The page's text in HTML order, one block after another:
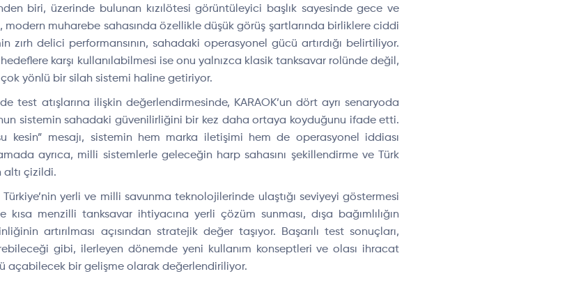
biri, üzerinde bulunan kızılötesi görüntüleyici başlık sayesinde gece ve
muharebe sahasında özellikle düşük görüş şartlarında birliklere ciddi
zırh delici performansının, sahadaki operasyonel gücü artırdığı belirtiliyor.
karşı kullanılabilmesi ise onu yalnızca klasik tanksavar rolünde değil,
yönlü bir silah sistemi haline getiriyor.
test atışlarına ilişkin değerlendirmesinde, KARAOK’un dört ayrı senaryoda
sistemin sahadaki güvenilirliğini bir kez daha ortaya koyduğunu ifade etti.
kesin” mesajı, sistemin hem marka iletişimi hem de operasyonel iddiası
ayrıca, milli sistemlerle geleceğin harp sahasını şekillendirme ve Türk
çizildi.
Türkiye’nin yerli ve milli savunma teknolojilerinde ulaştığı seviyeyi göstermesi
kısa menzilli tanksavar ihtiyacına yerli çözüm sunması, dışa bağımlılığın
artırılması açısından stratejik değer taşıyor. Başarılı test sonuçları,
gibi, ilerleyen dönemde yeni kullanım konseptleri ve olası ihracat
açabilecek bir gelişme olarak değerlendiriliyor.